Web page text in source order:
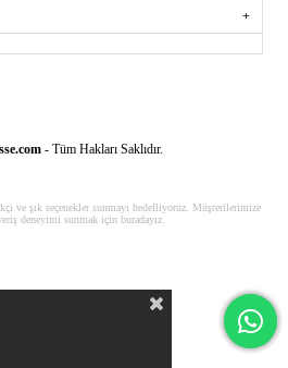
- Tüm Hakları Saklıdır.
ve şık seçenekler sunmayı hedefliyoruz. Müşterilerimize
deneyimi sunmak için buradayız.